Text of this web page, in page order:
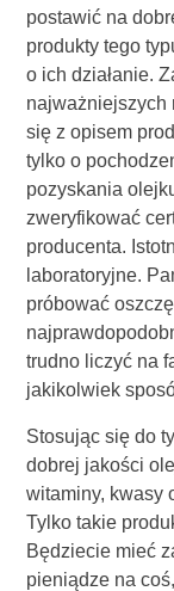
postawić na
produkty tego
o ich działanie.
najważniejszych
się z opisem
tylko o
pozyskania
zweryfikować
producenta.
laboratoryjne.
próbować
trudno liczyć na
jakikolwiek
Stosując się do
dobrej jakości
witaminy, kwasy
Tylko takie
Będziecie mieć
pieniądze na